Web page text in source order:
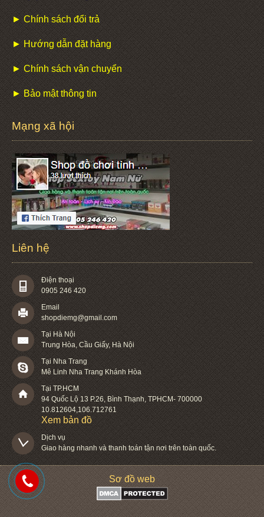
► Chính sách đổi trả
► Hướng dẫn đặt hàng
► Chính sách vận chuyển
► Bảo mật thông tin
Mạng xã hội
Liên hệ
Điện thoại
0905 246 420
Email
shopdiemg@gmail.com
Tại Hà Nội
Trung Hòa, Cầu Giấy, Hà Nội
Tại Nha Trang
Mê Linh Nha Trang Khánh Hòa
Tại TP.HCM
94 Quốc Lộ 13 P.26,Bình Thạnh,TPHCM-700000
10.812604,106.712761
Xem bản đồ
Dịch vụ
Giao hàng nhanh và thanh toán tận nơi trên toàn quốc.
Sơ đồ web